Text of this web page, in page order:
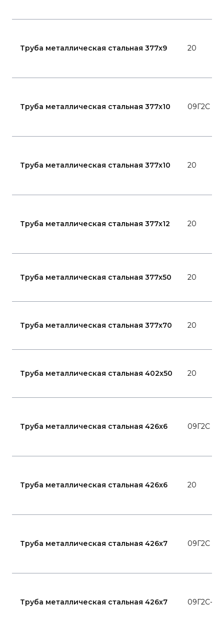
Труба металлическая стальная 377x9 20
Труба металлическая стальная 377x10 09Г2С
Труба металлическая стальная 377x10 20
Труба металлическая стальная 377x12 20
Труба металлическая стальная 377x50 20
Труба металлическая стальная 377x70 20
Труба металлическая стальная 402x50 20
Труба металлическая стальная 426x6 09Г2С
Труба металлическая стальная 426x6 20
Труба металлическая стальная 426x7 09Г2С
Труба металлическая стальная 426x7 09Г2С-15